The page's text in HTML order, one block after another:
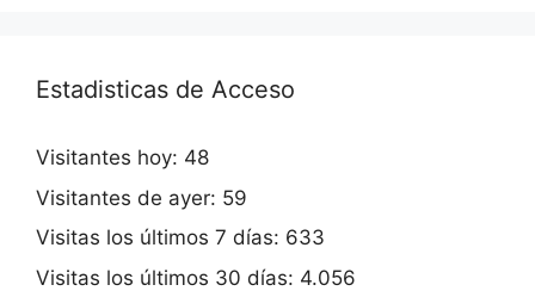
Estadisticas de Acceso
Visitantes hoy: 48
Visitantes de ayer: 59
Visitas los últimos 7 días: 633
Visitas los últimos 30 días: 4.056